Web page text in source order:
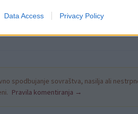
Data Access Privacy Policy
spodbujanje sovraštva, nasilja ali
Pravila komentiranja →